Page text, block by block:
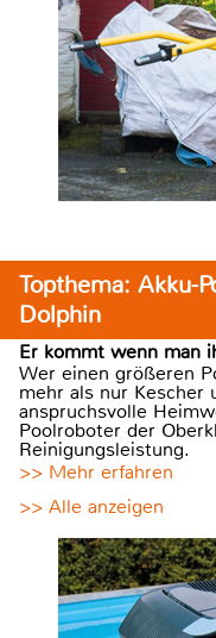
Topthema: Akku-
Dolphin
Er kommt wenn man
Wer einen größeren
mehr als nur Kescher
anspruchsvolle
Poolroboter der
Reinigungsleistung.
>> Mehr erfahren
>> Alle anzeigen